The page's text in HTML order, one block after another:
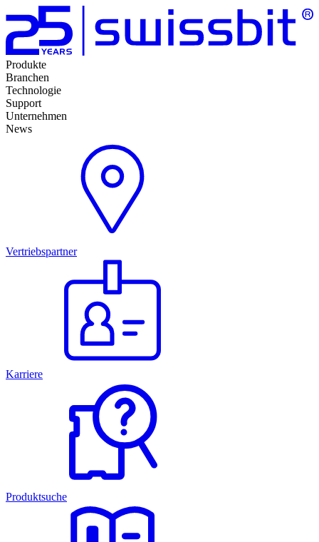
Produkte
Branchen
Technologie
Support
Unternehmen
News
Vertriebspartner
Karriere
Produktsuche